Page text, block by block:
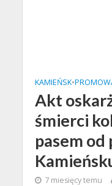
KAMIEŃSK•
Akt
śmierci
pasem
7 miesięcy temu